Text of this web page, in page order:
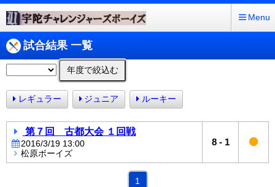
Menu
試合結果 一覧
年度で絞込む
レギュラー ジュニア ルーキー
第７回 古都大会 １回戦
2016/3/19 13:00
松原ボーイズ
8- 1
1